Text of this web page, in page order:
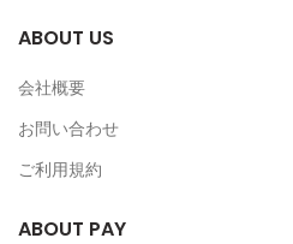
ABOUT US
会社概要
お問い合わせ
ご利用規約
ABOUT PAY